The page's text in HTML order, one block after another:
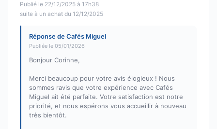
Publié le 22/12/2025 à 17h38
suite à un achat du 12/12/2025
Réponse de Cafés Miguel
Publiée le 05/01/2026
Bonjour Corinne,
Merci beaucoup pour votre avis élogieux ! Nous
sommes ravis que votre expérience avec Cafés
Miguel ait été parfaite. Votre satisfaction est notre
priorité, et nous espérons vous accueillir à nouveau
très bientôt.